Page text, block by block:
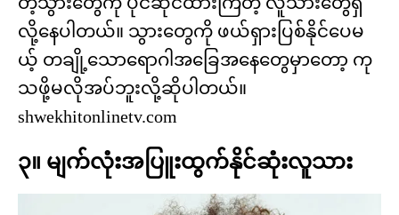
လို့နေပါတယ်။ သွားတွေကို ဖယ်ရှားပြစ်နိုင်ပေမ
ယ့် တချို့သောရောဂါအခြေအနေတွေမှာတော့ ကု
သဖို့မလိုအပ်ဘူးလို့ဆိုပါတယ်။
shwekhitonlinetv.com
၃။ မျက်လုံးအပြူးထွက်နိုင်ဆုံးလူသား